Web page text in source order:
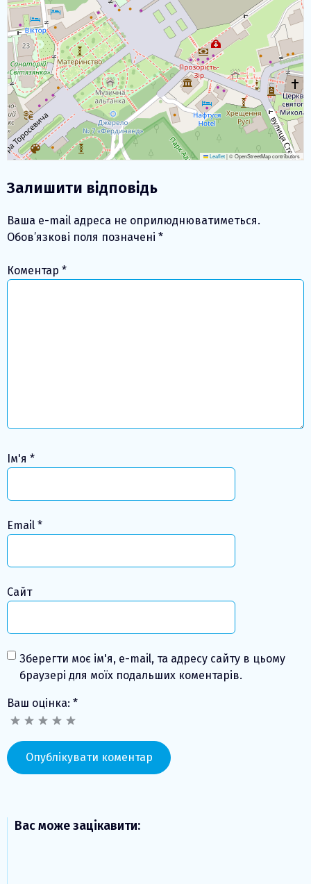
Leaflet|© OpenStreetMap contributors
Залишити відповідь
Ваша e-mail адреса не оприлюднюватиметься.
Обов’язкові поля позначені *
Коментар *
Ім'я *
Email *
Сайт
Зберегти моє ім'я, e-mail, та адресу сайту в цьому
браузері для моїх подальших коментарів.
Ваш оцінка: *
Вас може зацікавити: